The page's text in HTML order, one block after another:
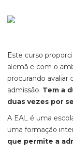
Este curso
alemã e com o
procurando avaliar
admissão. Tem a
duas vezes por
A EAL é uma
uma formação
que permite a